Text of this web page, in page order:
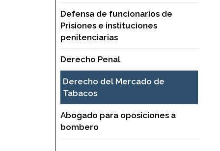
Defensa de funcionarios de
Prisiones e instituciones
penitenciarias
Derecho Penal
Derecho del Mercado de
Tabacos
Abogado para oposiciones a
bombero